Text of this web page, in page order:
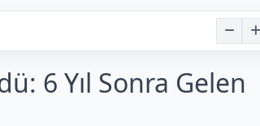
6 Yıl Sonra Gelen